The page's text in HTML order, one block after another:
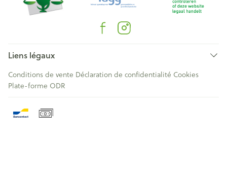
Liens légaux
Conditions de vente Déclaration de confidentialité Cookies
Plate-forme ODR